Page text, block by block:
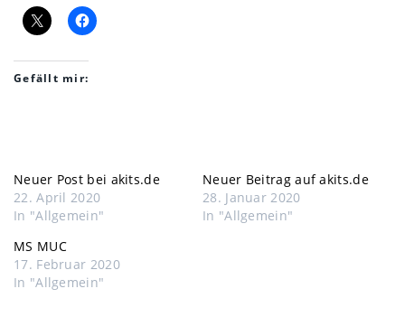
Gefällt mir:
Neuer Post bei akits.de
22. April 2020
In "Allgemein"
Neuer Beitrag auf akits.de
28. Januar 2020
In "Allgemein"
MS MUC
17. Februar 2020
In "Allgemein"